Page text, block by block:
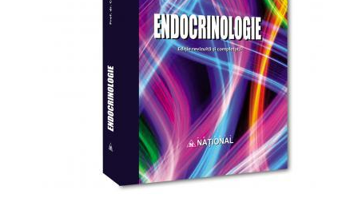
ADMINISTRATIVE
ȘTIINȚE ECONOMICE
EDUCAȚIE FIZICĂ ȘI SPORT
PREUNIVERSITARIA
ÎN CURS DE APARIȚIE
PACHETE DE STUDIU
Politica de Retur
Formular de Retur